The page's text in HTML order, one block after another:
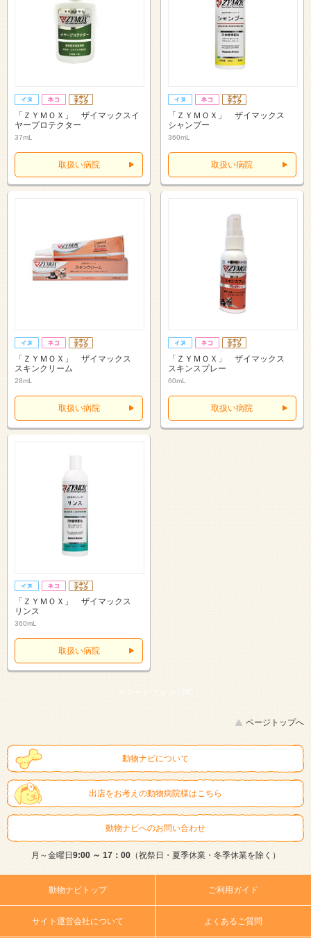
「ＺＹＭＯＸ」 ザイマックスイ
ヤープロテクター
37mL
取扱い病院
「ＺＹＭＯＸ」 ザイマックス
シャンプー
360mL
取扱い病院
「ＺＹＭＯＸ」 ザイマックス
スキンクリーム
28mL
取扱い病院
「ＺＹＭＯＸ」 ザイマックス
スキンスプレー
60mL
取扱い病院
「ＺＹＭＯＸ」 ザイマックス
リンス
360mL
取扱い病院
スマートフォン | PC
ページトップへ
動物ナビについて
出店をお考えの動物病院様はこちら
動物ナビへのお問い合わせ
月～金曜日 9:00 ～ 17：00（祝祭日・夏季休業・冬季休業を除く）
動物ナビトップ ご利用ガイド
サイト運営会社について よくあるご質問